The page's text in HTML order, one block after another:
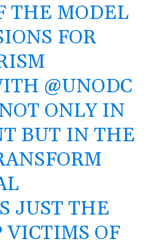
THE MODEL
FOR
@UNODC
ONLY IN
BUT IN THE
JUST THE
OF